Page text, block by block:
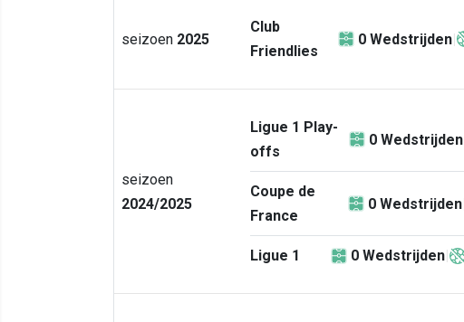
seizoen 2025
Club
Friendlies
0 Wedstrijden
seizoen
2024/2025
Ligue 1 Play-
offs
0 Wedstrijden
Coupe de
France
0 Wedstrijden
Ligue 1 0 Wedstrijden